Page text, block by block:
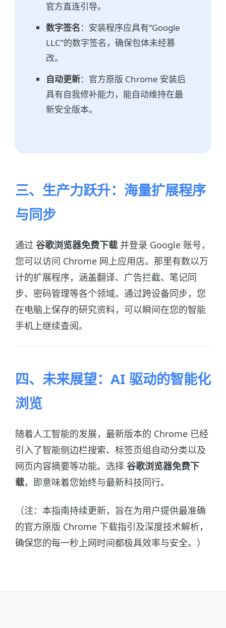
官方直连引导。
数字签名 ：安装程序应具有“Google
LLC”的数字签名，确保包体未经篡
改。
自动更新：官方原版 Chrome 安装后
具有自我修补能力，能自动维持在最
新安全版本。
三、生产力跃升：海量扩展程序
与同步
通过 谷歌浏览器免费下载 并登录 Google 账号，
您可以访问 Chrome 网上应用店。那里有数以万
计的扩展程序，涵盖翻译、广告拦截、笔记同
步、密码管理等各个领域。通过跨设备同步，您
在电脑上保存的研究资料，可以瞬间在您的智能
手机上继续查阅。
四、未来展望：AI 驱动的智能化
浏览
随着人工智能的发展，最新版本的 Chrome 已经
引入了智能侧边栏搜索、标签页组自动分类以及
网页内容摘要等功能。选择 谷歌浏览器免费下
载，即意味着您始终与最新科技同行。
（注：本指南持续更新，旨在为用户提供最准确
的官方原版 Chrome 下载指引及深度技术解析，
确保您的每一秒上网时间都极具效率与安全。）